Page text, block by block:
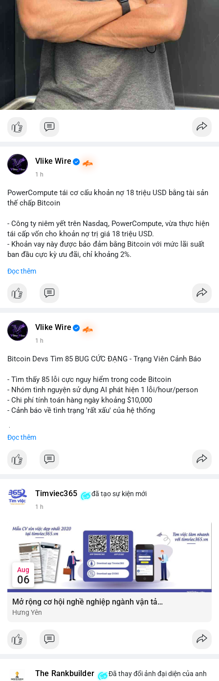
Vlike Wire
1 h
PowerCompute tái cơ cấu khoản nợ 18 triệu USD bằng tài sản
thế chấp Bitcoin
- Công ty niêm yết trên Nasdaq, PowerCompute, vừa thực hiện
tái cấp vốn cho khoản nợ trị giá 18 triệu USD.
- Khoản vay này được bảo đảm bằng Bitcoin với mức lãi suất
ban đầu cực kỳ ưu đãi, chỉ khoảng 2%.
ngày càng tin tưởng sử dụng BTC làm tài sản thế chấp để tối
$btc
#vlikevn #titanbot
📰 Nguồn: Cointelegraph
Đọc thêm
Vlike Wire
1 h
Bitcoin Devs Tìm 85 BUG CỨC ĐẠNG - Trạng Viên Cảnh Báo
- Tìm thấy 85 lỗi cực nguy hiểm trong code Bitcoin
- Nhóm tình nguyện sử dụng AI phát hiện 1 lỗi/hour/person
- Chi phí tính toán hàng ngày khoảng $10,000
- Cảnh báo về tình trạng 'rất xấu' của hệ thống
Đọc thêm
Timviec365 đã tạo sự kiện mới
1 h
Aug
06
Mở rộng cơ hội nghề nghiệp ngành vận tải - lái xe với mức lương bứt phá ?
Hưng Yên
The Rankbuilder
Đã thay đổi ảnh đại diện của anh